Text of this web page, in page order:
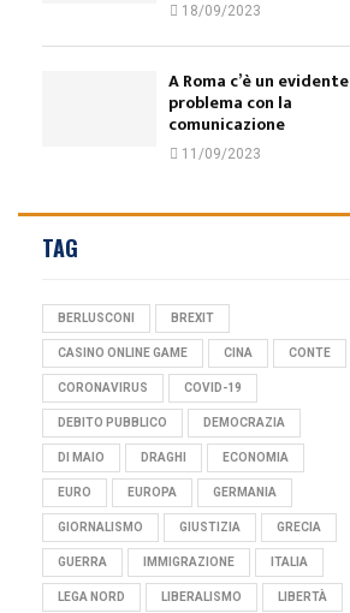
18/09/2023
A Roma c’è un evidente
problema con la
comunicazione
11/09/2023
TAG
BERLUSCONI BREXIT
CASINO ONLINE GAME CINA CONTE
CORONAVIRUS COVID-19
DEBITO PUBBLICO DEMOCRAZIA
DI MAIO DRAGHI ECONOMIA
EURO EUROPA GERMANIA
GIORNALISMO GIUSTIZIA GRECIA
GUERRA IMMIGRAZIONE ITALIA
LEGA NORD LIBERALISMO LIBERTÀ